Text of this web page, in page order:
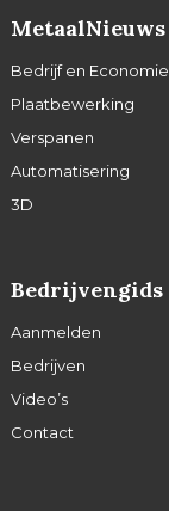
MetaalNieuws
Bedrijf en Economie
Plaatbewerking
Verspanen
Automatisering
3D
Bedrijvengids
Aanmelden
Bedrijven
Video’s
Contact